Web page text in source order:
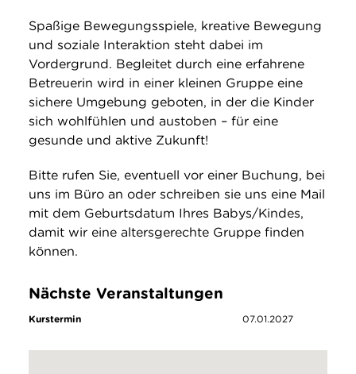
Spaßige Bewegungsspiele, kreative Bewegung
und soziale Interaktion steht dabei im
Vordergrund. Begleitet durch eine erfahrene
Betreuerin wird in einer kleinen Gruppe eine
sichere Umgebung geboten, in der die Kinder
sich wohlfühlen und austoben – für eine
gesunde und aktive Zukunft!
Bitte rufen Sie, eventuell vor einer Buchung, bei
uns im Büro an oder schreiben sie uns eine Mail
mit dem Geburtsdatum Ihres Babys/Kindes,
damit wir eine altersgerechte Gruppe finden
können.
Nächste Veranstaltungen
Kurstermin 07.01.2027